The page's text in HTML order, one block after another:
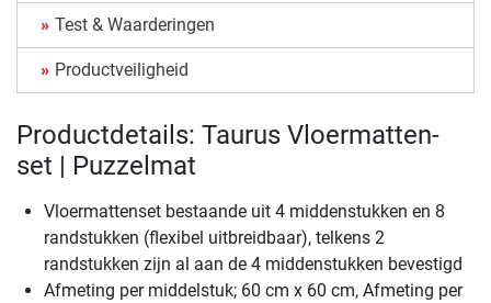
Test & Waarderingen
Productveiligheid
Productdetails: Taurus Vloermatten-
set | Puzzelmat
Vloermattenset bestaande uit 4 middenstukken en 8
randstukken (flexibel uitbreidbaar), telkens 2
randstukken zijn al aan de 4 middenstukken bevestigd
Afmeting per middelstuk; 60 cm x 60 cm, Afmeting per